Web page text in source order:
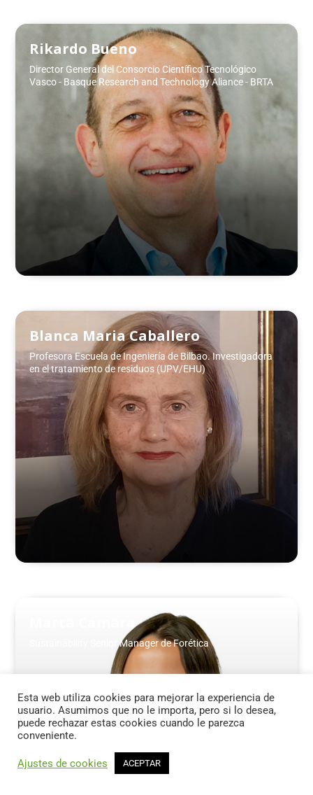
Rikardo Bueno
Director General del Consorcio Científico Tecnológico
Vasco - Basque Research and Technology Aliance - BRTA
Blanca Maria Caballero
Profesora Escuela de Ingeniería de Bilbao. Investigadora
en el tratamiento de residuos (UPV/EHU)
Marta Cámara
Sustainability Senior Manager de Forética
Esta web utiliza cookies para mejorar la experiencia de
usuario. Asumimos que no le importa, pero si lo desea,
puede rechazar estas cookies cuando le parezca
conveniente.
Ajustes de cookies ACEPTAR